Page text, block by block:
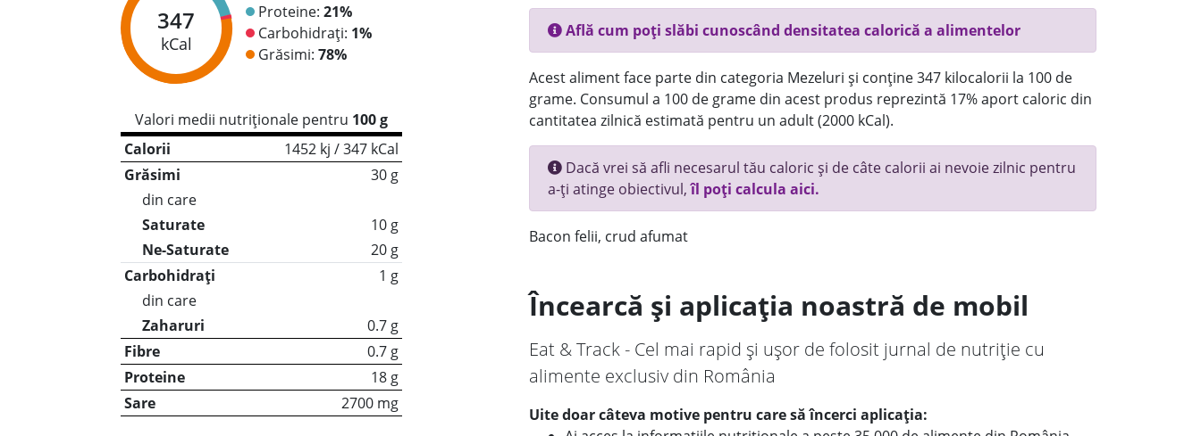
347
kCal
Proteine: 21%
Carbohidrați: 1%
Grăsimi: 78%
Valori medii nutriționale pentru 100 g
Calorii
1452 kj / 347 kCal
Grăsimi
30 g
din care
Saturate
10 g
Ne-Saturate
20 g
Carbohidrați
1 g
din care
Zaharuri
0.7 g
Fibre
0.7 g
Proteine
18 g
Sare
2700 mg
Află cum poți slăbi cunoscând densitatea calorică a alimentelor
Acest aliment face parte din categoria Mezeluri și conține 347 kilocalorii la 100 de
grame. Consumul a 100 de grame din acest produs reprezintă 17% aport caloric din
cantitatea zilnică estimată pentru un adult (2000 kCal).
Dacă vrei să afli necesarul tău caloric și de câte calorii ai nevoie zilnic pentru
a-ți atinge obiectivul,îl poți calcula aici.
Bacon felii, crud afumat
Încearcă și aplicația noastră de mobil
Eat & Track - Cel mai rapid și ușor de folosit jurnal de nutriție cu
alimente exclusiv din România
Uite doar câteva motive pentru care să încerci aplicația: